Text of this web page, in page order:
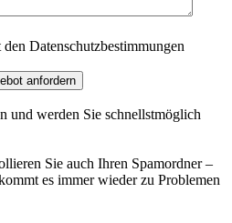
Datenschutzbestimmungen
anfordern
und werden Sie schnellstmöglich
Sie auch Ihren Spamordner –
es immer wieder zu Problemen